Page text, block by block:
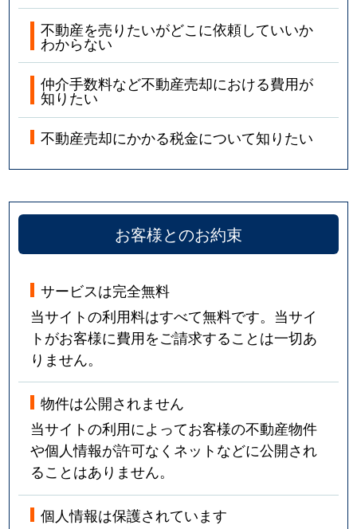
不動産を売りたいがどこに依頼していいか
わからない
仲介手数料など不動産売却における費用が
知りたい
不動産売却にかかる税金について知りたい
お客様とのお約束
サービスは完全無料
当サイトの利用料はすべて無料です。当サイ
トがお客様に費用をご請求することは一切あ
りません。
物件は公開されません
当サイトの利用によってお客様の不動産物件
や個人情報が許可なくネットなどに公開され
ることはありません。
個人情報は保護されています